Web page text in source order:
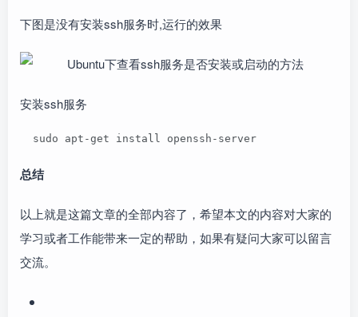
下图是没有安装ssh服务时,运行的效果
安装ssh服务
  sudo apt-get install openssh-server
总结
以上就是这篇文章的全部内容了，希望本文的内容对大家的
学习或者工作能带来一定的帮助，如果有疑问大家可以留言
交流。